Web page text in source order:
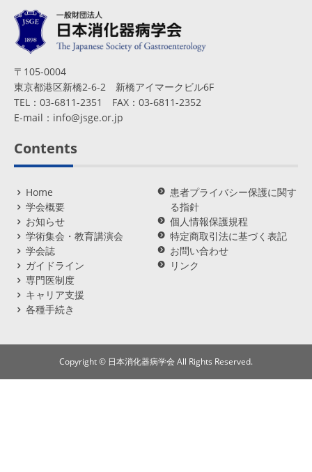
〒105-0004
東京都港区新橋2-6-2 新橋アイマークビル6F
TEL：03-6811-2351 FAX：03-6811-2352
E-mail： info@jsge.or.jp
Contents
Home
学会概要
お知らせ
学術集会・教育講演会
学会誌
ガイドライン
専門医制度
キャリア支援
各種手続き
患者プライバシー保護に関す
る指針
個人情報保護規程
特定商取引法に基づく表記
お問い合わせ
リンク
Copyright © 日本消化器病学会 All Rights Reserved.